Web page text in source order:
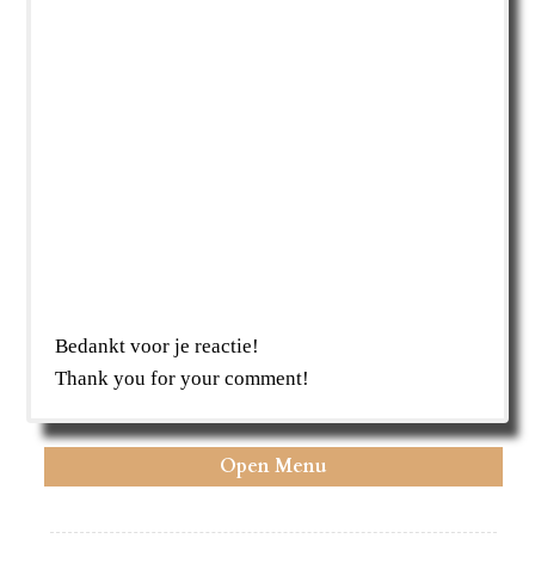
Bedankt voor je reactie!
Thank you for your comment!
Open Menu